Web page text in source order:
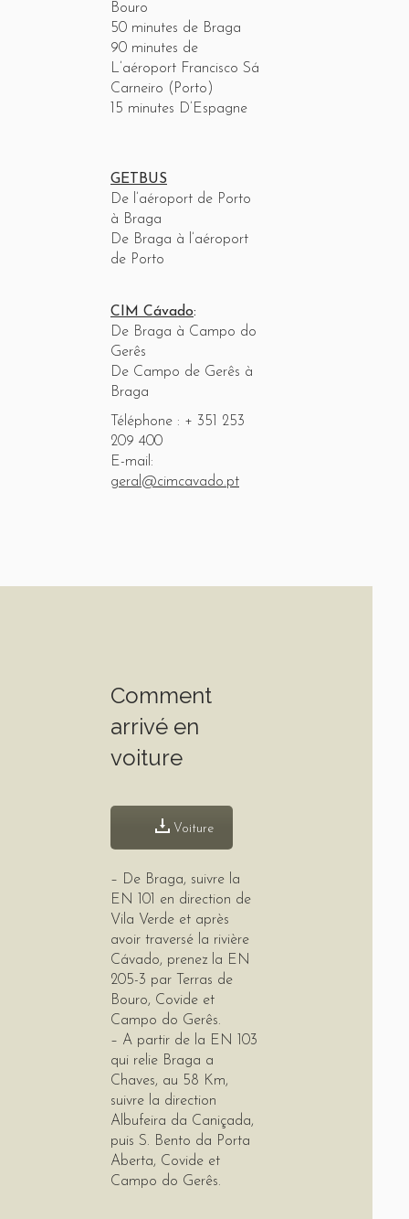
Bouro
50 minutes de Braga
90 minutes de
L’aéroport Francisco Sá
Carneiro (Porto)
15 minutes D’Espagne
GETBUS
De l’aéroport de Porto
à Braga
De Braga à l’aéroport
de Porto
CIM Cávado:
De Braga à Campo do
Gerês
De Campo de Gerês à
Braga
Téléphone : + 351 253
209 400
E-mail:
geral@cimcavado.pt
Comment
arrivé en
voiture
Voiture
– De Braga, suivre la
EN 101 en direction de
Vila Verde et après
avoir traversé la rivière
Cávado, prenez la EN
205-3 par Terras de
Bouro, Covide et
Campo do Gerês.
– A partir de la EN 103
qui relie Braga a
Chaves, au 58 Km,
suivre la direction
Albufeira da Caniçada,
puis S. Bento da Porta
Aberta, Covide et
Campo do Gerês.